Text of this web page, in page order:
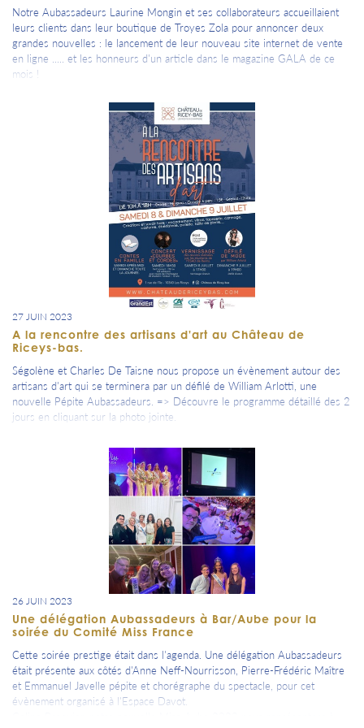
Notre Aubassadeurs Laurine Mongin et ses collaborateurs accueillaient
leurs clients dans leur boutique de Troyes Zola pour annoncer deux
grandes nouvelles : le lancement de leur nouveau site internet de vente
en ligne ..... et les honneurs d'un article dans le magazine GALA de ce
mois !
27 JUIN 2023
A la rencontre des artisans d'art au Château de
Riceys-bas.
Ségolène et Charles De Taisne nous propose un évènement autour des
artisans d'art qui se terminera par un défilé de William Arlotti, une
nouvelle Pépite Aubassadeurs. => Découvre le programme détaillé des 2
jours en cliquant sur la photo jointe.
26 JUIN 2023
Une délégation Aubassadeurs à Bar/Aube pour la
soirée du Comité Miss France
Cette soirée prestige était dans l'agenda. Une délégation Aubassadeurs
était présente aux côtés d'Anne Neff-Nourrisson, Pierre-Frédéric Maître
et Emmanuel Javelle pépite et chorégraphe du spectacle, pour cet
évènement organisé à l'Espace Davot.